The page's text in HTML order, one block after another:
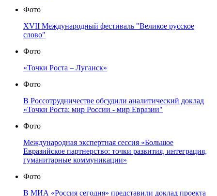
Фото
XVII Международный фестиваль "Великое русское
слово"
Фото
«Точки Роста – Луганск»
Фото
В Россотрудничестве обсудили аналитический доклад
«Точки Роста: мир России - мир Евразии"
Фото
Международная экспертная сессия «Большое
Евразийское партнерство: точки развития, интеграция,
гуманитарные коммуникации»
Фото
В МИА «Россия сегодня» представили доклад проекта